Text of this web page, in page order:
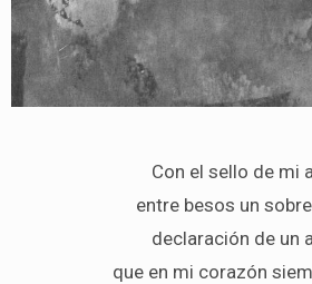
Con el sello de mi
entre besos un
declaración de un
que en mi corazón